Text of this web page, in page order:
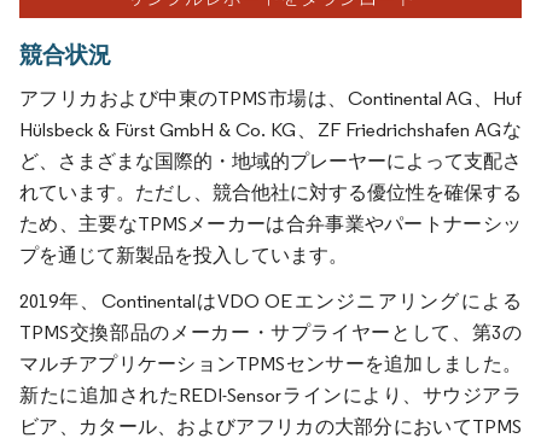
競合状況
アフリカおよび中東のTPMS市場は、Continental AG、Huf
Hülsbeck & Fürst GmbH & Co. KG、ZF Friedrichshafen AGな
ど、さまざまな国際的・地域的プレーヤーによって支配さ
れています。ただし、競合他社に対する優位性を確保する
ため、主要なTPMSメーカーは合弁事業やパートナーシッ
プを通じて新製品を投入しています。
2019年、ContinentalはVDO OEエンジニアリングによる
TPMS交換部品のメーカー・サプライヤーとして、第3の
マルチアプリケーションTPMSセンサーを追加しました。
新たに追加されたREDI-Sensorラインにより、サウジアラ
ビア、カタール、およびアフリカの大部分においてTPMS